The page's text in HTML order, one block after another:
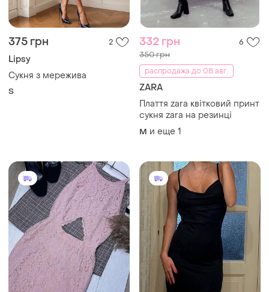
375 грн 2
Lipsy
Сукня з мережива
S
332 грн 6
350 грн
распродажа до 08 авг.
ZARA
Плаття zara квітковий принт
сукня zara на резинці
M и еще 1